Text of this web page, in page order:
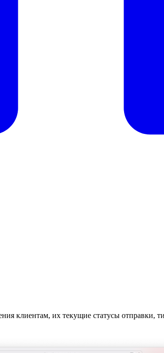
клиентам, их текущие статусы отправки,